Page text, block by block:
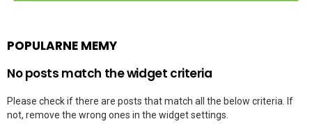
POPULARNE MEMY
No posts match the widget criteria
Please check if there are posts that match all the below criteria. If
not, remove the wrong ones in the widget settings.